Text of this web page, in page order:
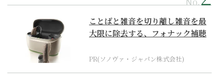
ことばと雑音を切り離し雑音を最
大限に除去する、フォナック補聴
PR(ソノヴァ・ジャパン株式会社)